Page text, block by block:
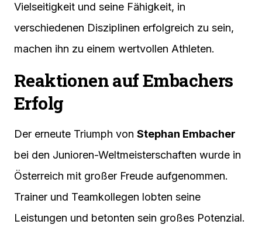
Vielseitigkeit und seine Fähigkeit, in
verschiedenen Disziplinen erfolgreich zu sein,
machen ihn zu einem wertvollen Athleten.
Reaktionen auf Embachers
Erfolg
Der erneute Triumph von Stephan Embacher
bei den Junioren-Weltmeisterschaften wurde in
Österreich mit großer Freude aufgenommen.
Trainer und Teamkollegen lobten seine
Leistungen und betonten sein großes Potenzial.